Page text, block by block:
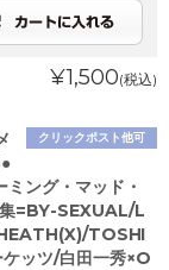
¥1,500(税込)
クリックポスト他可
ング・マッド・
=BY-SEXUAL/L
TOSHI
ッツ/白田一秀×O